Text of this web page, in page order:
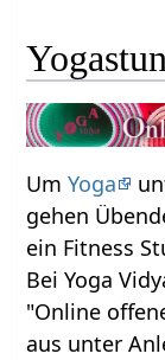
UmYoga
gehen
ein Fitness
Bei Yoga
"Online
aus unter